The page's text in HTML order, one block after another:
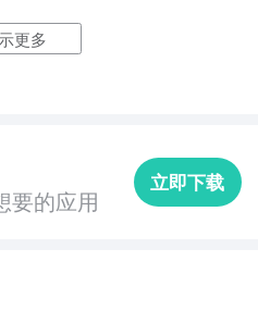
常流行的美化相机APP，
的猫咪吗？这款APP可以给
咪元素，让您的照片更加有
以为您的照片添加神奇的
幻和梦幻的感觉。
更多
要的应用
立即下载